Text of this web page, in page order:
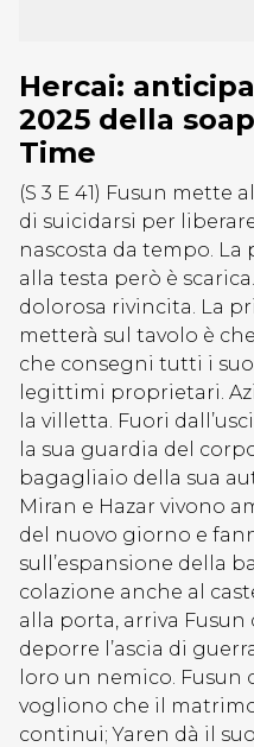
Hercai:
2025 della
Time
(S 3 E 41) Fusun mette
di suicidarsi per
nascosta da tempo. La
alla testa però è
dolorosa rivincita. La
metterà sul tavolo è
che consegni tutti i
legittimi proprietari.
la villetta. Fuori
la sua guardia del
bagagliaio della sua
Miran e Hazar vivono
del nuovo giorno e
sull’espansione della
colazione anche al
alla porta, arriva
deporre l’ascia di
loro un nemico. Fusun
vogliono che il
continui; Yaren dà il